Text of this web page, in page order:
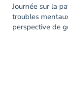
Journée sur la
troubles
perspective de